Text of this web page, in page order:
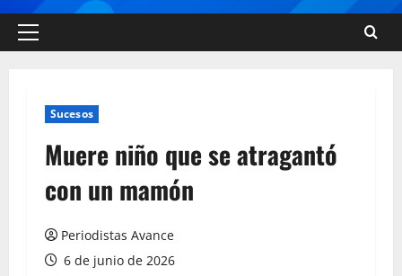
Sucesos
Muere niño que se atragantó
con un mamón
Periodistas Avance
6 de junio de 2026